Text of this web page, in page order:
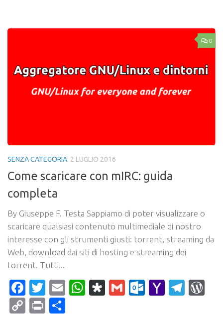
0
SENZA CATEGORIA 2 LUGLIO 2016
Come scaricare con mIRC: guida
completa
By Giuseppe F. Testa Sappiamo di poter visualizzare o
scaricare qualsiasi contenuto multimediale di nostro
interesse con gli strumenti giusti: torrent, streaming da
Web, download dai siti di hosting e streaming dei
torrent. Tutti...
Facebook
Twitter
EmailWhatsApp
Diaspora
Gmail Yahoo
CopyPrint